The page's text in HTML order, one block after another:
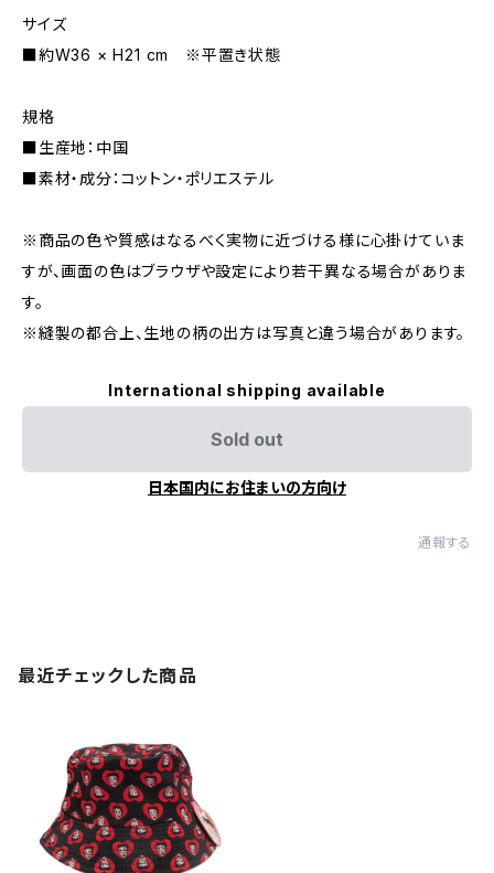
サイズ
■約W36 × H21 cm ※平置き状態
規格
■生産地：中国
■素材・成分：コットン・ポリエステル
※商品の色や質感はなるべく実物に近づける様に心掛けていま
すが、画面の色はブラウザや設定により若干異なる場合がありま
す。
※縫製の都合上、生地の柄の出方は写真と違う場合があります。
International shipping available
Sold out
日本国内にお住まいの方向け
通報する
最近チェックした商品